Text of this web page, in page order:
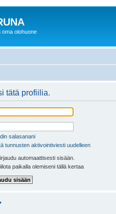
oma olohuone
tätä profiilia.
salasanani
tunnusten aktivointiviesti uudelleen
automaattisesti sisään.
paikalla olemiseni tällä kertaa